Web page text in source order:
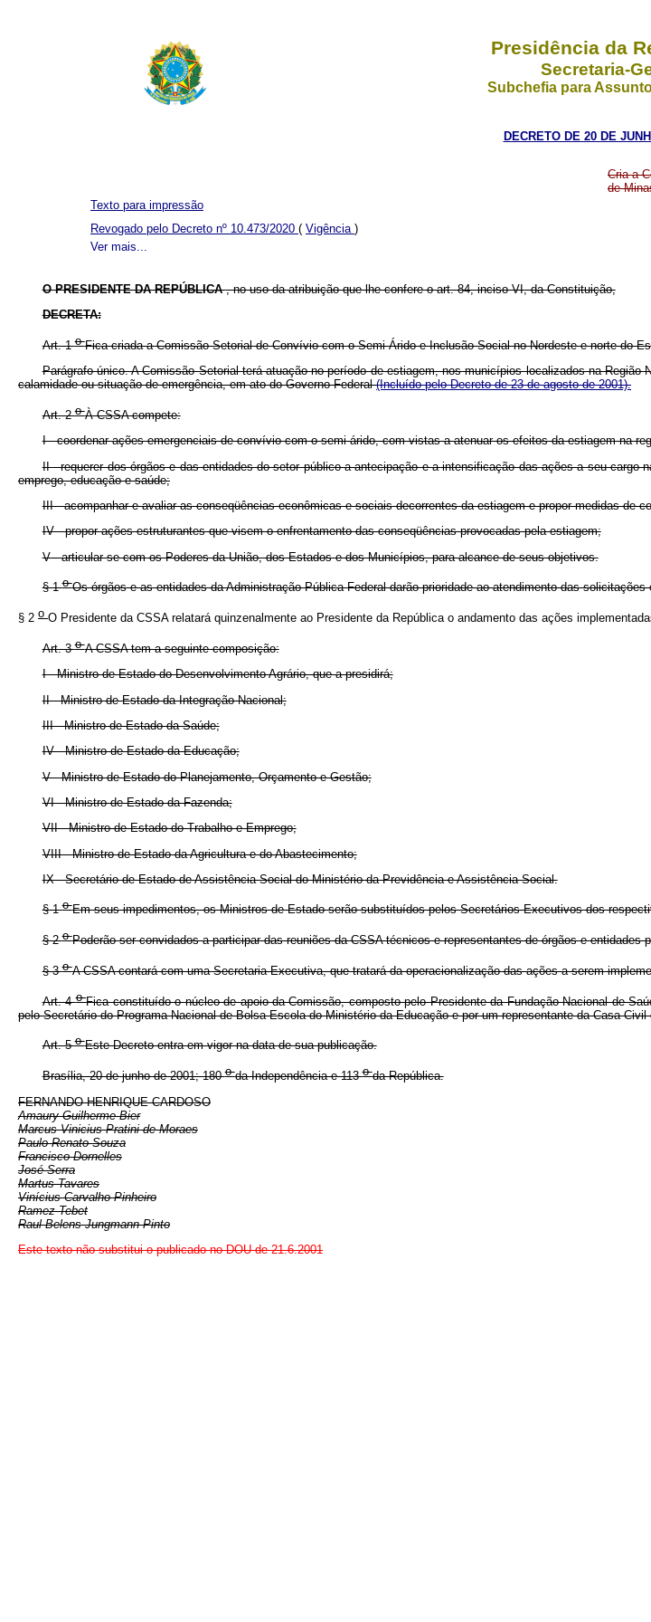
Presidência da
Secretaria-
Subchefia para
DECRETO DE 20 DE
Cria a
de
Ver mais...
Texto para impressão
Revogado pelo Decreto nº 10.473/2020 ( Vigência )
O PRESIDENTE DA REPÚBLICA, no uso da atribuição que lhe confere o art. 84, inciso VI, da Constituição,
DECRETA:
Art. 1oFica criada a Comissão Setorial de Convívio com o Semi-Árido e Inclusão Social no Nordeste e norte do
Parágrafo único. A Comissão Setorial terá atuação no período de estiagem, nos municípios localizados na
calamidade ou situação de emergência, em ato do Governo Federal(Incluído pelo Decreto de 23 de agosto de 2001).
Art. 2oÀ CSSA compete:
I - coordenar ações emergenciais de convívio com o semi-árido, com vistas a atenuar os efeitos da estiagem na
II - requerer dos órgãos e das entidades do setor público a antecipação e a intensificação das ações a seu
emprego, educação e saúde;
III - acompanhar e avaliar as conseqüências econômicas e sociais decorrentes da estiagem e propor medidas de
IV - propor ações estruturantes que visem o enfrentamento das conseqüências provocadas pela estiagem;
V - articular-se com os Poderes da União, dos Estados e dos Municípios, para alcance de seus objetivos.
§ 1oOs órgãos e as entidades da Administração Pública Federal darão prioridade ao atendimento das
§ 2 o O Presidente da CSSA relatará quinzenalmente ao Presidente da República o andamento das ações
Art. 3oA CSSA tem a seguinte composição:
I - Ministro de Estado do Desenvolvimento Agrário, que a presidirá;
II - Ministro de Estado da Integração Nacional;
III - Ministro de Estado da Saúde;
IV - Ministro de Estado da Educação;
V - Ministro de Estado do Planejamento, Orçamento e Gestão;
VI - Ministro de Estado da Fazenda;
VII - Ministro de Estado do Trabalho e Emprego;
VIII - Ministro de Estado da Agricultura e do Abastecimento;
IX - Secretário de Estado de Assistência Social do Ministério da Previdência e Assistência Social.
§ 1oEm seus impedimentos, os Ministros de Estado serão substituídos pelos Secretários-Executivos dos
§ 2oPoderão ser convidados a participar das reuniões da CSSA técnicos e representantes de órgãos e entidades
§ 3oA CSSA contará com uma Secretaria-Executiva, que tratará da operacionalização das ações a serem
Art. 4oFica constituído o núcleo de apoio da Comissão, composto pelo Presidente da Fundação Nacional de
pelo Secretário do Programa Nacional de Bolsa Escola do Ministério da Educação e por um representante da Casa
Art. 5oEste Decreto entra em vigor na data de sua publicação.
Brasília, 20 de junho de 2001; 180oda Independência e 113oda República.
FERNANDO HENRIQUE CARDOSO
Amaury Guilherme Bier
Marcus Vinicius Pratini de Moraes
Paulo Renato Souza
Francisco Dornelles
José Serra
Martus Tavares
Vinícius Carvalho Pinheiro
Ramez Tebet
Raul Belens Jungmann Pinto
Este texto não substitui o publicado no DOU de 21.6.2001